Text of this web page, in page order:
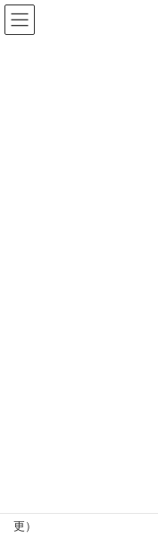
コ
ン
ナ
ビFujimoto
更）